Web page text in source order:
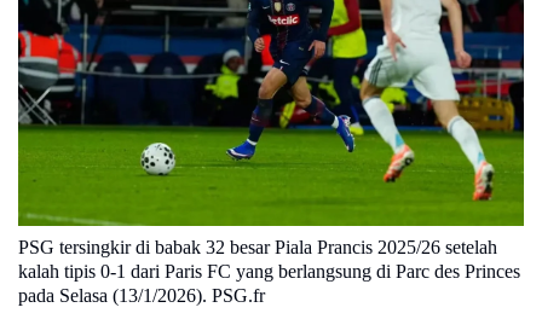
PSG tersingkir di babak 32 besar Piala Prancis 2025/26 setelah
kalah tipis 0-1 dari Paris FC yang berlangsung di Parc des Princes
pada Selasa (13/1/2026). PSG.fr